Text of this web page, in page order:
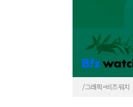
/그래픽=비즈워치